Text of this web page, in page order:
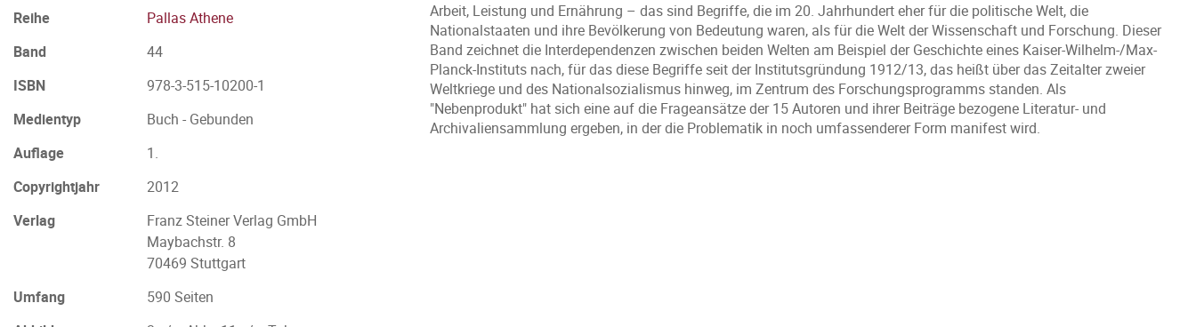
Arbeit, Leistung und Ernährung – das sind Begriffe, die im 20. Jahrhundert eher für die politische Welt, die
Nationalstaaten und ihre Bevölkerung von Bedeutung waren, als für die Welt der Wissenschaft und Forschung. Dieser
Band zeichnet die Interdependenzen zwischen beiden Welten am Beispiel der Geschichte eines Kaiser-Wilhelm-/Max-
Planck-Instituts nach, für das diese Begriffe seit der Institutsgründung 1912/13, das heißt über das Zeitalter zweier
Weltkriege und des Nationalsozialismus hinweg, im Zentrum des Forschungsprogramms standen. Als
"Nebenprodukt" hat sich eine auf die Frageansätze der 15 Autoren und ihrer Beiträge bezogene Literatur- und
Archivaliensammlung ergeben, in der die Problematik in noch umfassenderer Form manifest wird.
Reihe
Pallas Athene
Band
44
ISBN
978-3-515-10200-1
Medientyp
Buch - Gebunden
Auflage
1.
Copyrightjahr
2012
Verlag
Franz Steiner Verlag GmbH
Maybachstr. 8
70469 Stuttgart
Umfang
590 Seiten